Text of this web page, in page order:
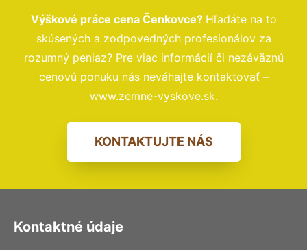
Výškové práce cena Čenkovce? Hľadáte na to
skúsených a zodpovedných profesionálov za
rozumný peniaz? Pre viac informácií či nezáväznú
cenovú ponuku nás neváhajte kontaktovať –
www.zemne-vyskove.sk.
KONTAKTUJTE NÁS
Kontaktné údaje